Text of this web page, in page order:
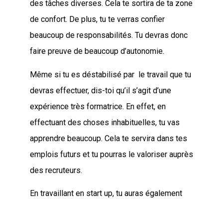
des tâches diverses. Cela te sortira de ta zone
de confort. De plus, tu te verras confier
beaucoup de responsabilités. Tu devras donc
faire preuve de beaucoup d’autonomie.
Même si tu es déstabilisé par le travail que tu
devras effectuer, dis-toi qu’il s’agit d’une
expérience très formatrice. En effet, en
effectuant des choses inhabituelles, tu vas
apprendre beaucoup. Cela te servira dans tes
emplois futurs et tu pourras le valoriser auprès
des recruteurs.
En travaillant en start up, tu auras également